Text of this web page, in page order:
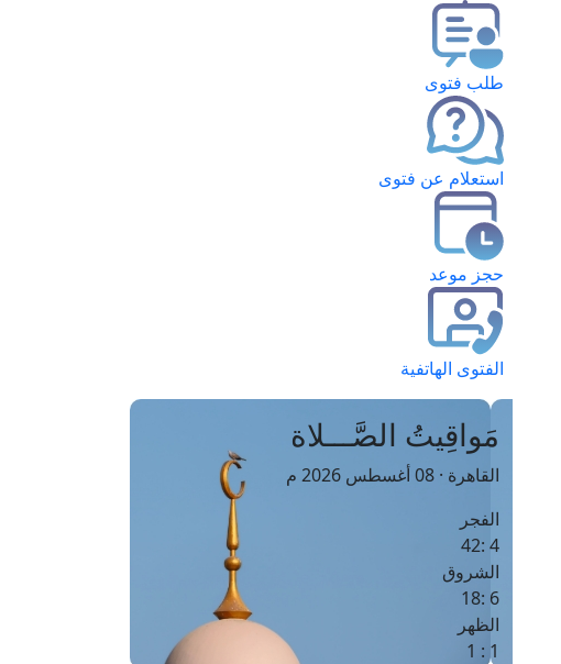
طلب فتوى
استعلام عن فتوى
حجز موعد
الفتوى الهاتفية
مَواقِيتُ الصَّـــلاة
القاهرة · 08 أغسطس 2026 م
الفجر
4 :42
الشروق
6 :18
الظهر
1 : 1